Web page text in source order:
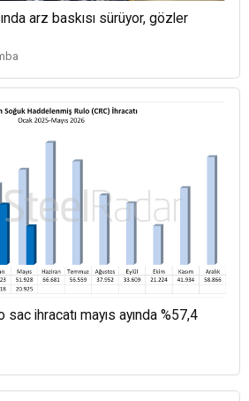
arz baskısı sürüyor, gözler
ihracatı mayıs ayında %57,4